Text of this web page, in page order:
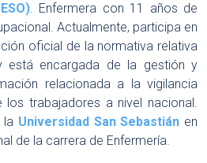
. Enfermera con 11 años de
Actualmente, participa en
oficial de la normativa relativa
está encargada de la gestión y
relacionada a la vigilancia
trabajadores a nivel nacional.
la Universidad San Sebastián en
de la carrera de Enfermería.